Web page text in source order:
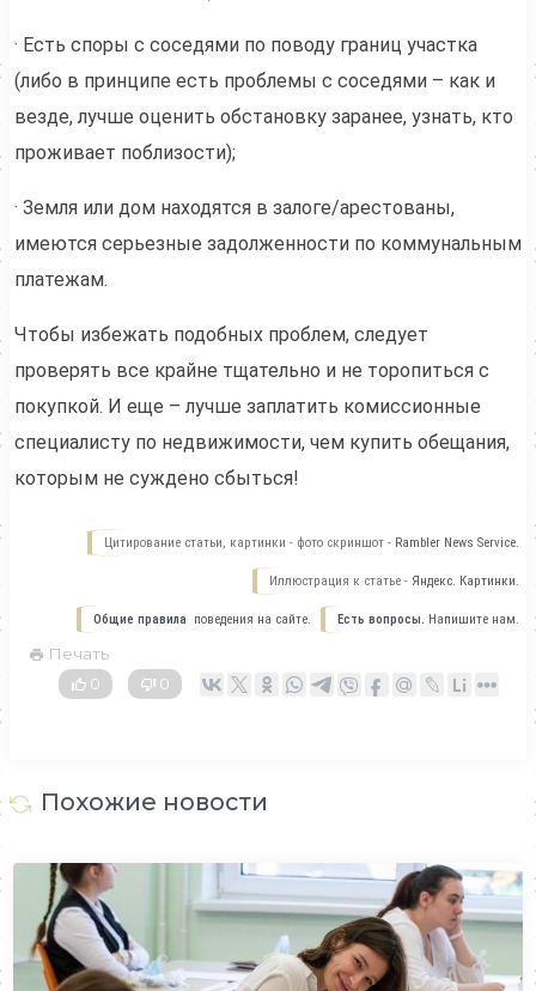
· Есть споры с соседями по поводу границ участка
(либо в принципе есть проблемы с соседями – как и
везде, лучше оценить обстановку заранее, узнать, кто
проживает поблизости);
· Земля или дом находятся в залоге/арестованы,
имеются серьезные задолженности по коммунальным
платежам.
Чтобы избежать подобных проблем, следует
проверять все крайне тщательно и не торопиться с
покупкой. И еще – лучше заплатить комиссионные
специалисту по недвижимости, чем купить обещания,
которым не суждено сбыться!
Цитирование статьи, картинки - фото скриншот - Rambler News Service.
Иллюстрация к статье - Яндекс. Картинки.
Есть вопросы. Напишите нам.
Общие правила поведения на сайте.
Печать
0
0
Похожие новости